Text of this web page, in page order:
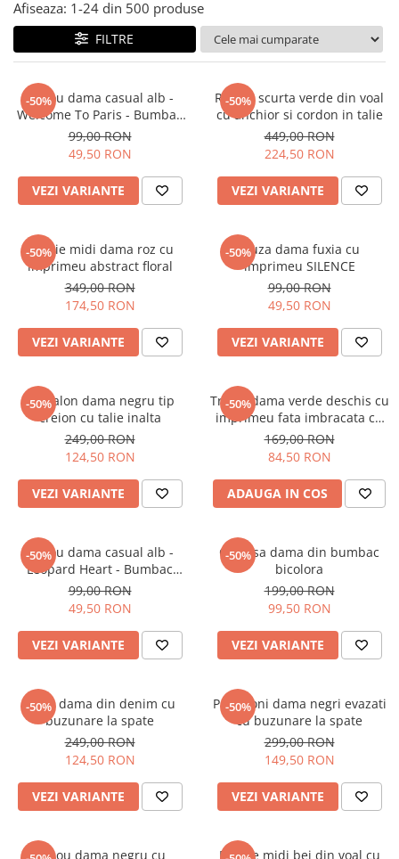
Tricouri si topuri
Rochii de eveniment
Afiseaza: 1-24 din 500 produse
FILTRE
-50%
Tricou dama casual alb -
Welcome To Paris - Bumbac
Organic
99,00 RON
49,50 RON
VEZI VARIANTE
-50%
Rochie scurta verde din voal
cu anchior si cordon in talie
449,00 RON
224,50 RON
VEZI VARIANTE
-50%
Rochie midi dama roz cu
imprimeu abstract floral
349,00 RON
174,50 RON
VEZI VARIANTE
-50%Bluza dama fuxia cu
imprimeu SILENCE
99,00 RON
49,50 RON
VEZI VARIANTE
-50%
Pantalon dama negru tip
creion cu talie inalta
249,00 RON
124,50 RON
VEZI VARIANTE
-50%
Tricou dama verde deschis cu
imprimeu fata imbracata cu
alb si inghetata in mana
169,00 RON
84,50 RON
ADAUGA IN COS
-50%
Tricou dama casual alb -
Leopard Heart - Bumbac
Organic
99,00 RON
49,50 RON
VEZI VARIANTE
-50%
Camasa dama din bumbac
bicolora
199,00 RON
99,50 RON
VEZI VARIANTE
-50%
Blugi dama din denim cu
buzunare la spate
249,00 RON
124,50 RON
VEZI VARIANTE
-50%
Pantaloni dama negri evazati
cu buzunare la spate
299,00 RON
149,50 RON
VEZI VARIANTE
Tricou dama negru cu
Rochie midi bej din voal cu